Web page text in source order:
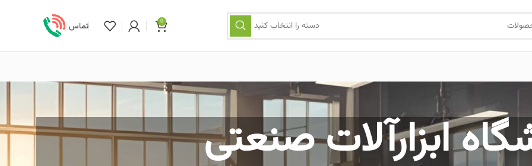
دسته را انتخاب کنید 0 تماس
ابزارآلات صنعتی